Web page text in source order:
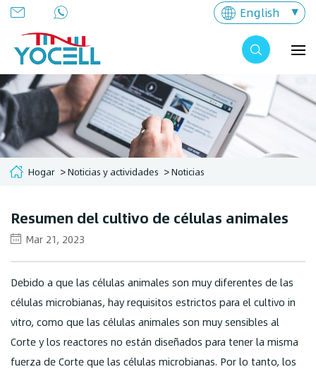
English
Hogar Noticias y actividades Noticias
Resumen del cultivo de células animales
Mar 21, 2023
Debido a que las células animales son muy diferentes de las
células microbianas, hay requisitos estrictos para el cultivo in
vitro, como que las células animales son muy sensibles al
Corte y los reactores no están diseñados para tener la misma
fuerza de Corte que las células microbianas. Por lo tanto, los